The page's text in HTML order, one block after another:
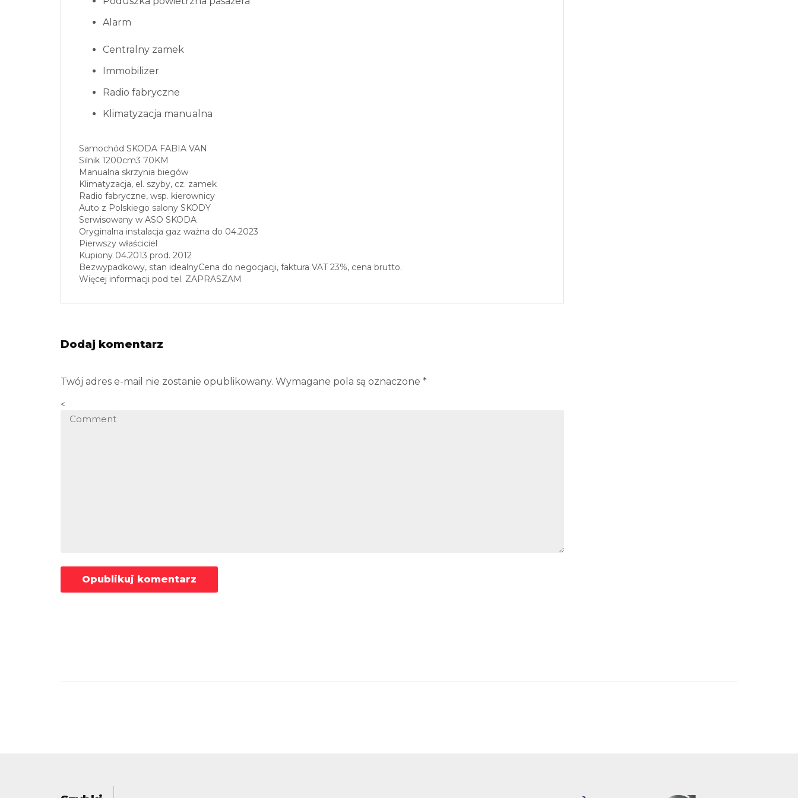
Alarm
Centralny zamek
Immobilizer
Radio fabryczne
Klimatyzacja manualna
Samochód SKODA FABIA VAN
Silnik 1200cm3 70KM
Manualna skrzynia biegów
Klimatyzacja, el. szyby, cz. zamek
Radio fabryczne, wsp. kierownicy
Auto z Polskiego salony SKODY
Serwisowany w ASO SKODA
Oryginalna instalacja gaz ważna do 04.2023
Pierwszy właściciel
Kupiony 04.2013 prod. 2012
Bezwypadkowy, stan idealnyCena do negocjacji, faktura VAT 23%, cena brutto.
Więcej informacji pod tel. ZAPRASZAM
Dodaj komentarz
Twój adres e-mail nie zostanie opublikowany. Wymagane pola są oznaczone *
<